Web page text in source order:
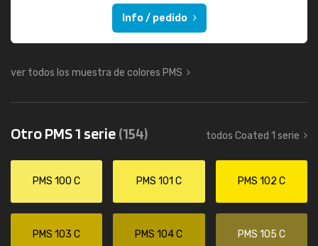
Info / pedido
ver todos los muestra de colores PMS
Otro PMS 1 serie(154) todos Coated 1 serie
PMS 100 C PMS 101 C PMS 102 C
PMS 103 C PMS 104 C PMS 105 C